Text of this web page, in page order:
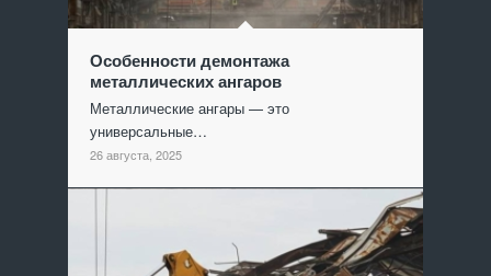
Особенности демонтажа
металлических ангаров
Металлические ангары — это
универсальные…
26 августа, 2025